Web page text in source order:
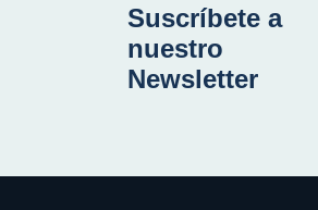
Suscríbete a
nuestro
Newsletter